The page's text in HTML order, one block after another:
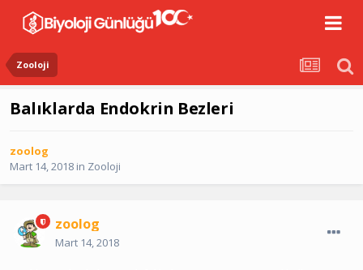
Zooloji
Balıklarda Endokrin Bezleri
zoolog
Mart 14, 2018 in Zooloji
zoolog
Mart 14, 2018